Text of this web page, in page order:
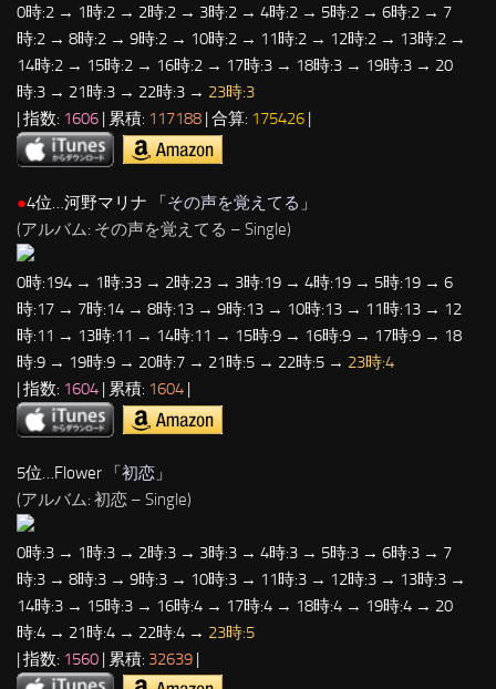
0時:2 → 1時:2 → 2時:2 → 3時:2 → 4時:2 → 5時:2 → 6時:2 → 7
時:2 → 8時:2 → 9時:2 → 10時:2 → 11時:2 → 12時:2 → 13時:2 →
14時:2 → 15時:2 → 16時:2 → 17時:3 → 18時:3 → 19時:3 → 20
時:3 → 21時:3 → 22時:3 → 23時:3
| 指数: 1606 | 累積: 117188 | 合算: 175426 |
●4位…河野マリナ 「その声を覚えてる 」
(アルバム: その声を覚えてる – Single)
0時:194 → 1時:33 → 2時:23 → 3時:19 → 4時:19 → 5時:19 → 6
時:17 → 7時:14 → 8時:13 → 9時:13 → 10時:13 → 11時:13 → 12
時:11 → 13時:11 → 14時:11 → 15時:9 → 16時:9 → 17時:9 → 18
時:9 → 19時:9 → 20時:7 → 21時:5 → 22時:5 → 23時:4
| 指数: 1604 | 累積: 1604 |
5位…Flower 「初恋 」
(アルバム: 初恋 – Single)
0時:3 → 1時:3 → 2時:3 → 3時:3 → 4時:3 → 5時:3 → 6時:3 → 7
時:3 → 8時:3 → 9時:3 → 10時:3 → 11時:3 → 12時:3 → 13時:3 →
14時:3 → 15時:3 → 16時:4 → 17時:4 → 18時:4 → 19時:4 → 20
時:4 → 21時:4 → 22時:4 → 23時:5
| 指数: 1560 | 累積: 32639 |